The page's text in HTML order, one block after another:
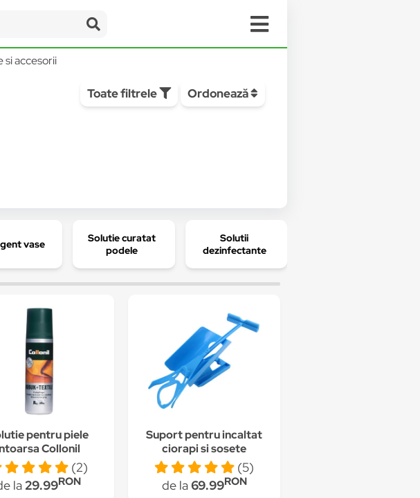
si accesorii
Toate filtrele Ordonează
vase
Solutie curatat
podele
Solutii
dezinfectante
pentru piele
Collonil
+ Textile, 100
ml, rosu
(2)
la29.99RON
Suport pentru incaltat
ciorapi si sosete
EDAR, ideal pentru
batrani, femei
insarcinate, albastru
(5)
de la69.99RON